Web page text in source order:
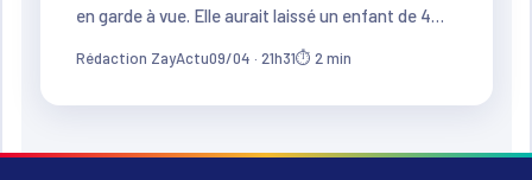
en garde à vue. Elle aurait laissé un enfant de 4…
Rédaction ZayActu09/04 · 21h31⏱ 2 min